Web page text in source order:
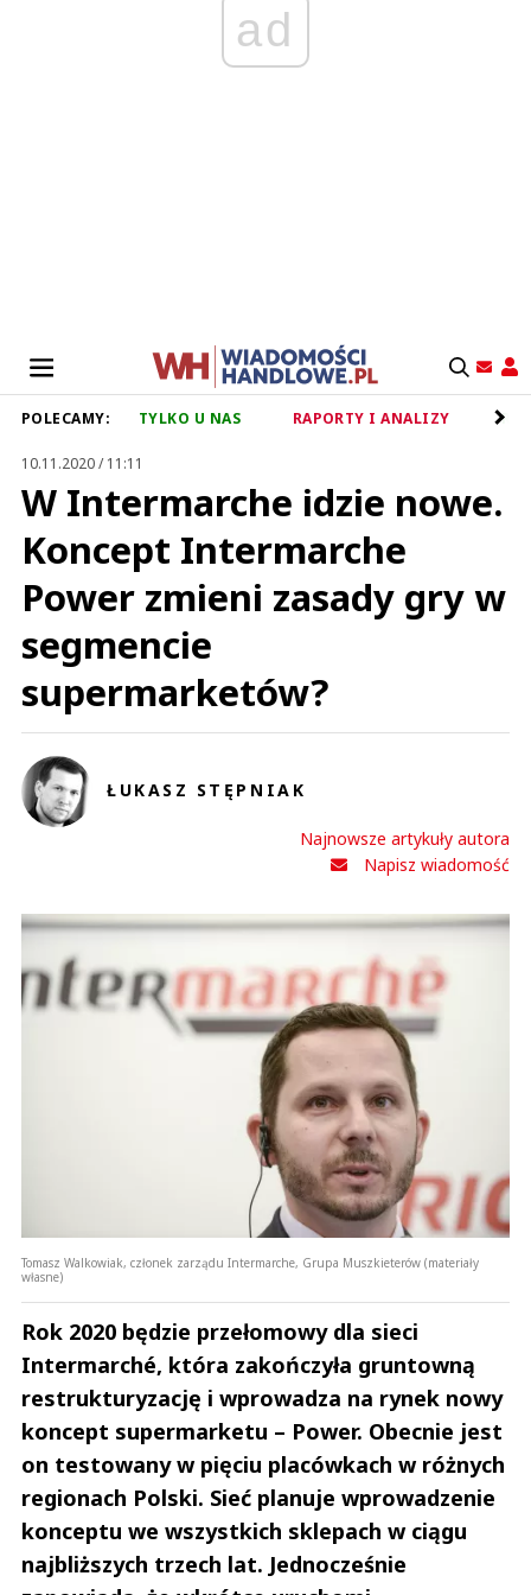
ad
POLECAMY: TYLKO U NAS RAPORTY I ANALIZY
10.11.2020 / 11:11
W Intermarche idzie nowe.
Koncept Intermarche
Power zmieni zasady gry w
segmencie
supermarketów?
ŁUKASZ STĘPNIAK
Najnowsze artykuły autora
Napisz wiadomość
Tomasz Walkowiak, członek zarządu Intermarche, Grupa Muszkieterów (materiały
własne)
Rok 2020 będzie przełomowy dla sieci
Intermarché, która zakończyła gruntowną
restrukturyzację i wprowadza na rynek nowy
koncept supermarketu – Power. Obecnie jest
on testowany w pięciu placówkach w różnych
regionach Polski. Sieć planuje wprowadzenie
konceptu we wszystkich sklepach w ciągu
najbliższych trzech lat. Jednocześnie